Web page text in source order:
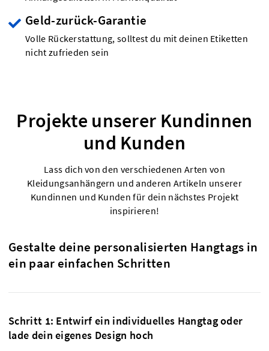
Geld-zurück-Garantie
Volle Rückerstattung, solltest du mit deinen Etiketten
nicht zufrieden sein
Projekte unserer Kundinnen
und Kunden
Lass dich von den verschiedenen Arten von
Kleidungsanhängern und anderen Artikeln unserer
Kundinnen und Kunden für dein nächstes Projekt
inspirieren!
Gestalte deine personalisierten Hangtags in
ein paar einfachen Schritten
Schritt 1: Entwirf ein individuelles Hangtag oder
lade dein eigenes Design hoch